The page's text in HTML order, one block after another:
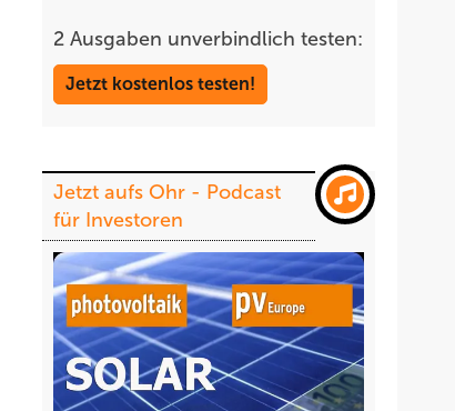
2 Ausgaben unverbindlich testen:
Jetzt kostenlos testen!
Jetzt aufs Ohr - Podcast
für Investoren